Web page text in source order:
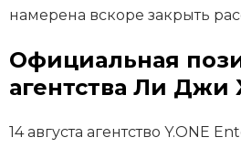
намерена вскоре закрыть
Официальная
агентства Ли Джи
14 августа агентство Y.ONE